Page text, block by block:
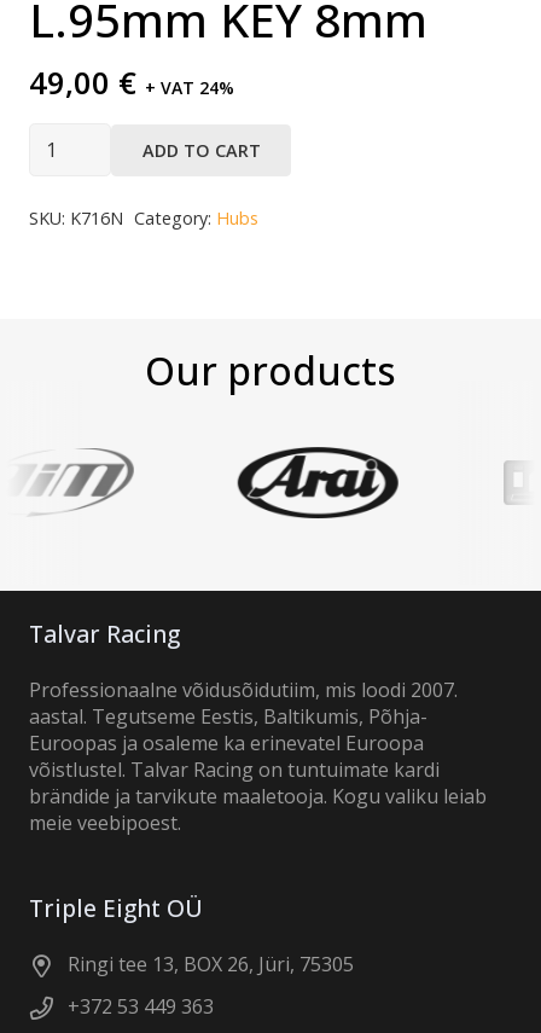
L.95mm KEY 8mm
49,00 € + VAT 24%
ADD TO CART
SKU: K716N Category: Hubs
Our products
Talvar Racing
Professionaalne võidusõidutiim, mis loodi 2007.
aastal. Tegutseme Eestis, Baltikumis, Põhja-
Euroopas ja osaleme ka erinevatel Euroopa
võistlustel. Talvar Racing on tuntuimate kardi
brändide ja tarvikute maaletooja. Kogu valiku leiab
meie veebipoest.
Triple Eight OÜ
Ringi tee 13, BOX 26, Jüri, 75305
+372 53 449 363